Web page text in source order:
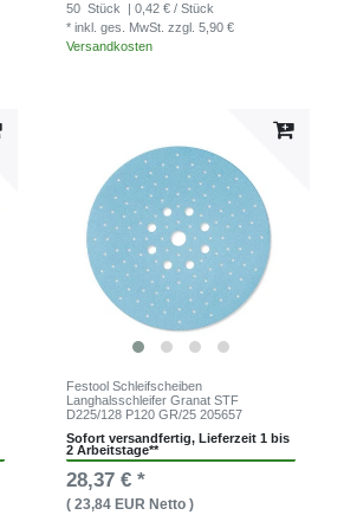
50 Stück
| 0,42 € / Stück
* inkl. ges. MwSt.zzgl. 5,90 €
Versandkosten
Festool Schleifscheiben
Langhalsschleifer Granat STF
D225/128 P120 GR/25 205657
Sofort versandfertig, Lieferzeit 1 bis
2 Arbeitstage**
28,37 € *
( 23,84 EUR Netto )